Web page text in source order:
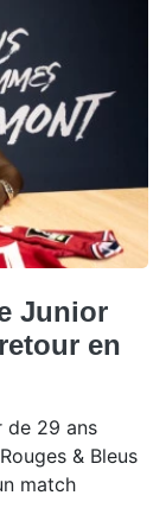
Junior
en
de 29 ans
& Bleus
match